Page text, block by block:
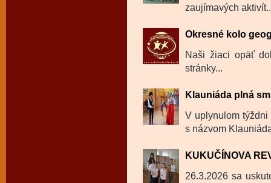
zaujímavých
Okresné kolo
Naši žiaci opäť
stránky...
Klauniáda plná
V uplynulom
s názvom
KUKUČÍNOVA
26.3.2026 sa